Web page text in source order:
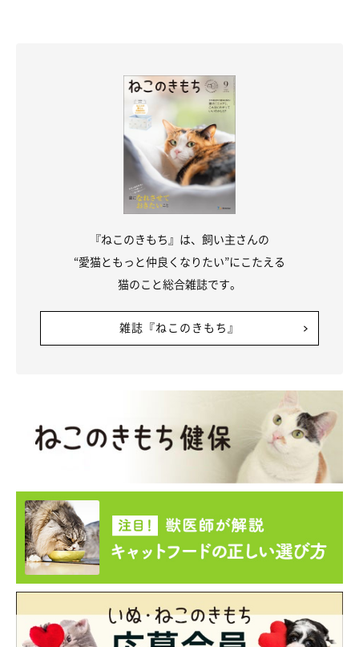
『ねこのきもち』は、飼い主さんの
“愛猫ともっと仲良くなりたい”にこたえる
猫のこと総合雑誌です。
雑誌『ねこのきもち』